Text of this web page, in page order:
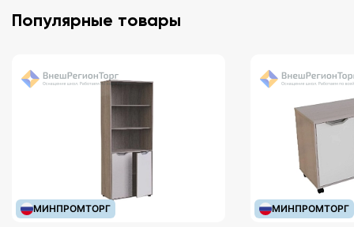
Популярные товары
МИНПРОМТОРГ МИНПРОМТОРГ